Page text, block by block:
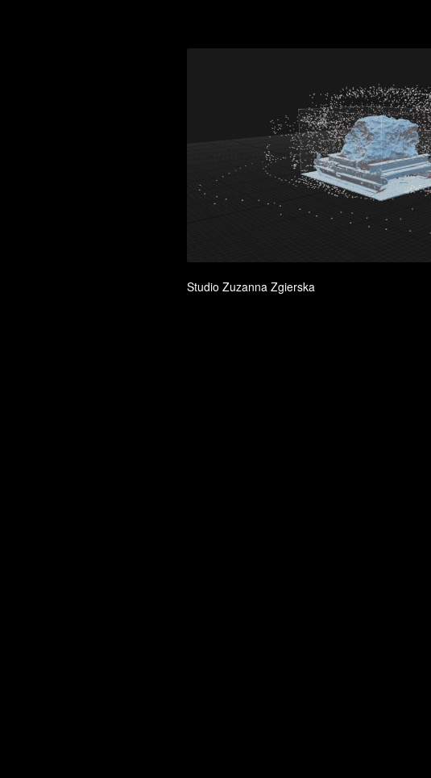
Studio Zuzanna Zgierska